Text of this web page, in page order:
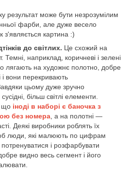
результат може бути незрозумілим
фарби, але дуже весело
з'являється картина :)
до світлих. Це схожий на
Темні, наприклад, коричневі і зелені
лягають на художнє полотно, добре
і вони перекривають
Завдяки цьому дуже зручно
більш світлі елементи.
що іноді в наборі є баночка з
без номера , а на полотні —
Деякі виробники роблять їх
люди, які малюють по цифрам
і розфарбувати
видно весь сегмент і його